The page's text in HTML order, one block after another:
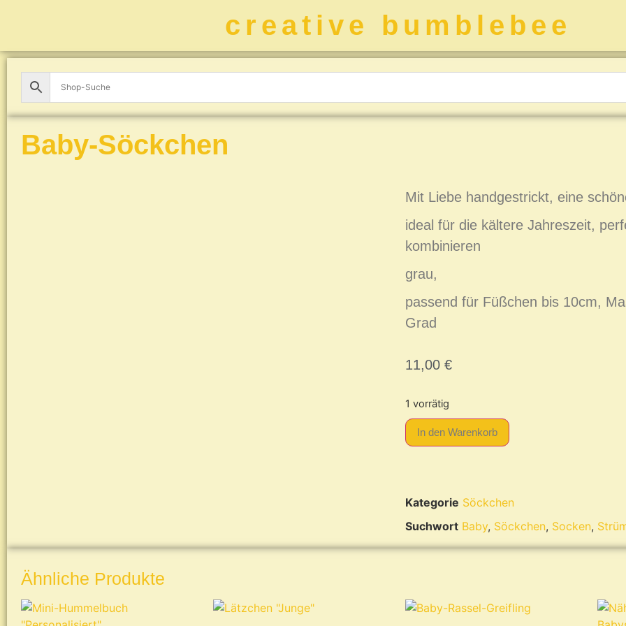
creative bumblebee
Baby-Söckchen
Mit Liebe handgestrickt, eine
ideal für die kältere Jahreszeit,
kombinieren
grau,
passend für Füßchen bis 10cm,
Grad
11,00 €
1 vorrätig
In den Warenkorb
Kategorie Söckchen
Suchwort Baby, Söckchen, Socken,
Ähnliche Produkte